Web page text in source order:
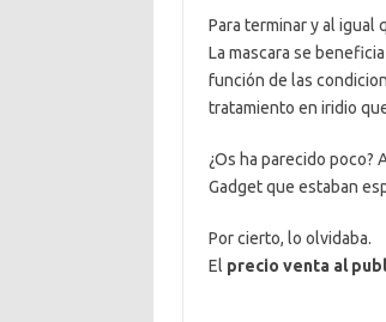
Para terminar y al igual
La mascara se
función de las
tratamiento en iridio
¿Os ha parecido poco?
Gadget que estaban
Por cierto, lo olvidaba.
El precio venta al